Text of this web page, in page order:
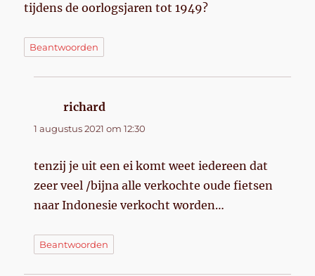
tijdens de oorlogsjaren tot 1949?
Beantwoorden
richard
1 augustus 2021 om 12:30
tenzij je uit een ei komt weet iedereen dat
zeer veel /bijna alle verkochte oude fietsen
naar Indonesie verkocht worden…
Beantwoorden